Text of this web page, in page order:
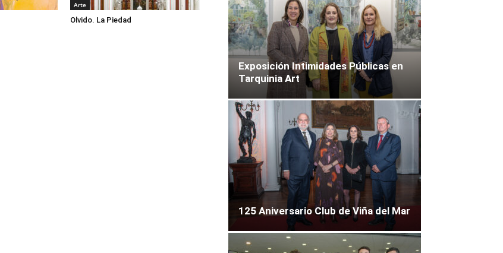
Arte
Olvido. La Piedad
Exposición Intimidades Públicas en
Tarquinia Art
125 Aniversario Club de Viña del Mar